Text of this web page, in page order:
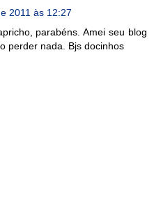
2011 às 12:27
parabéns. Amei seu blog
perder nada. Bjs docinhos